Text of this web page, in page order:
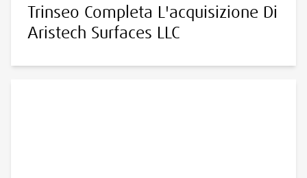
Trinseo Completa L'acquisizione Di
Aristech Surfaces LLC